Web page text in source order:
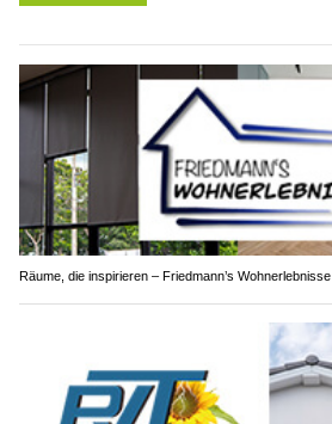
Räume, die inspirieren – Friedmann’s Wohnerlebnisse